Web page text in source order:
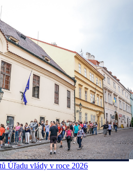
Úřadu vlády v roce 2026